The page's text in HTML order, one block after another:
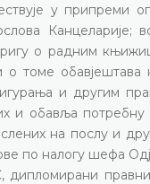
у припреми
о радним
о томе
и другим
и обавља потребну
на послу и
по налогу шефа